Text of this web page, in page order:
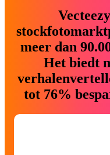
meer dan
Het biedt
tot 76%